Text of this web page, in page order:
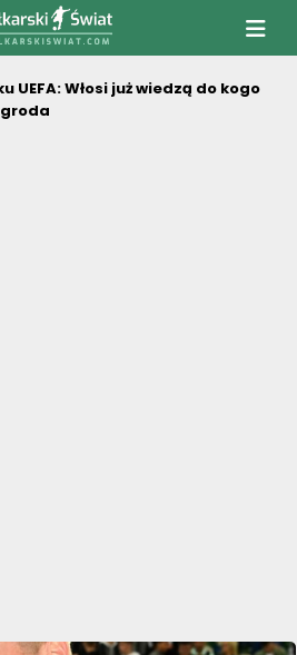
PiłkarskiSwiat.com
UEFA: Włosi już wiedzą do kogo